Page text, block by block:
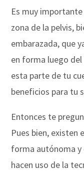
Es muy
zona de la pelvis,
embarazada, que
en forma luego
esta parte de tu
beneficios para tu
Entonces te
Pues bien, existen
forma autónoma
hacen uso de la